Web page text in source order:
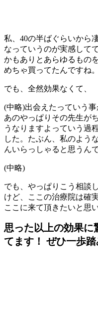
私、40の半ばぐらいから
なっていうのが実感して
かもありとあらゆるもの
めちゃ買ってたんですね。
でも、全然効果なくて、
(中略)出会えたっていう
あのやっぱりその先生が
うなりますよっていう過
した。たぶん、私のよう
んいらっしゃると思うんで
(中略)
でも、やっぱりこう相談
けど、ここの治療院は確
ここに来て頂きたいと思
思った以上の効果に
てます！ ぜひ一歩